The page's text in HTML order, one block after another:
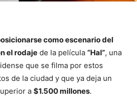
como escenario del
el rodaje de la película “Hal”, una
que se filma por estos
de la ciudad y que ya deja un
a $1.500 millones.